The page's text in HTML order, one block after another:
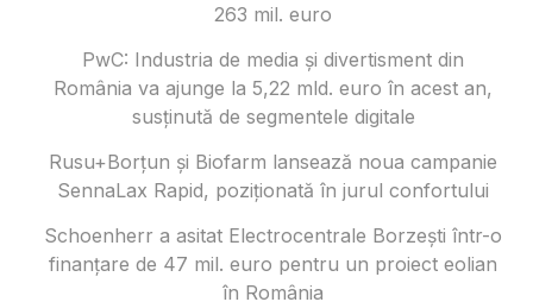
263 mil. euro
PwC: Industria de media și divertisment din
România va ajunge la 5,22 mld. euro în acest an,
susținută de segmentele digitale
Rusu+Borțun și Biofarm lansează noua campanie
SennaLax Rapid, poziționată în jurul confortului
Schoenherr a asitat Electrocentrale Borzești într-o
finanțare de 47 mil. euro pentru un proiect eolian
în România